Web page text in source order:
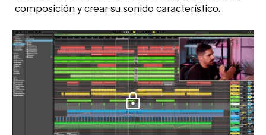
composición y crear su sonido característico.